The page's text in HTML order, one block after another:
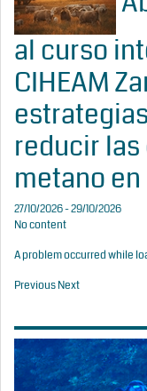
al curso
CIHEAM
reducir
metano
27/10/2026 - 29/10/2026
No content
A problem occurred while
PreviousNext